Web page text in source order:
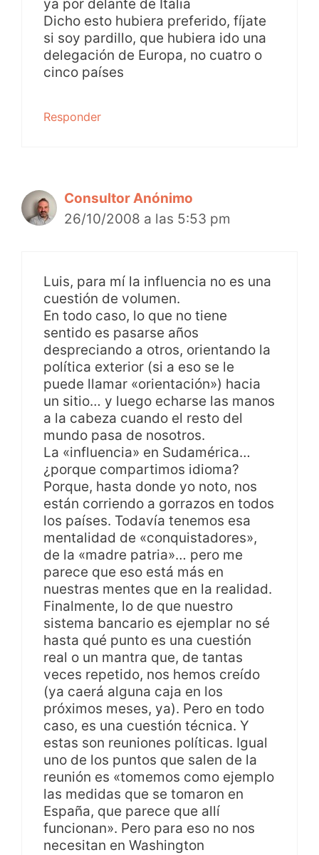
ya por delante de Italia
Dicho esto hubiera preferido, fíjate
si soy pardillo, que hubiera ido una
delegación de Europa, no cuatro o
cinco países
Responder
Consultor Anónimo
26/10/2008 a las 5:53 pm
Luis, para mí la influencia no es una
cuestión de volumen.
En todo caso, lo que no tiene
sentido es pasarse años
despreciando a otros, orientando la
política exterior (si a eso se le
puede llamar «orientación») hacia
un sitio… y luego echarse las manos
a la cabeza cuando el resto del
mundo pasa de nosotros.
La «influencia» en Sudamérica…
¿porque compartimos idioma?
Porque, hasta donde yo noto, nos
están corriendo a gorrazos en todos
los países. Todavía tenemos esa
mentalidad de «conquistadores»,
de la «madre patria»… pero me
parece que eso está más en
nuestras mentes que en la realidad.
Finalmente, lo de que nuestro
sistema bancario es ejemplar no sé
hasta qué punto es una cuestión
real o un mantra que, de tantas
veces repetido, nos hemos creído
(ya caerá alguna caja en los
próximos meses, ya). Pero en todo
caso, es una cuestión técnica. Y
estas son reuniones políticas. Igual
uno de los puntos que salen de la
reunión es «tomemos como ejemplo
las medidas que se tomaron en
España, que parece que allí
funcionan». Pero para eso no nos
necesitan en Washington